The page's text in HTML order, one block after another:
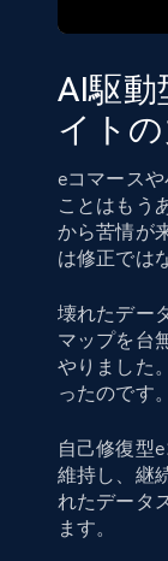
AI駆
イトの
eコマース
ことはもう
から苦情が
は修正では
壊れたデー
マップを台
やりました
ったのです。
自己修復型
維持し、継
れたデータ
ます。